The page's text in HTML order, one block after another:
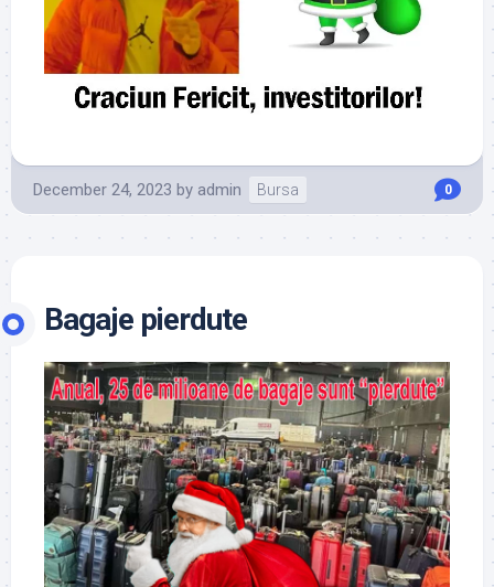
December 24, 2023 by admin Bursa 0
Bagaje pierdute